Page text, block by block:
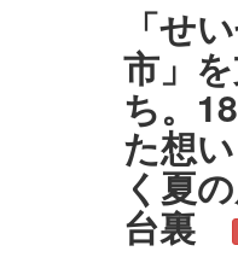
「せ
市」
ち。
た想
く夏
台裏